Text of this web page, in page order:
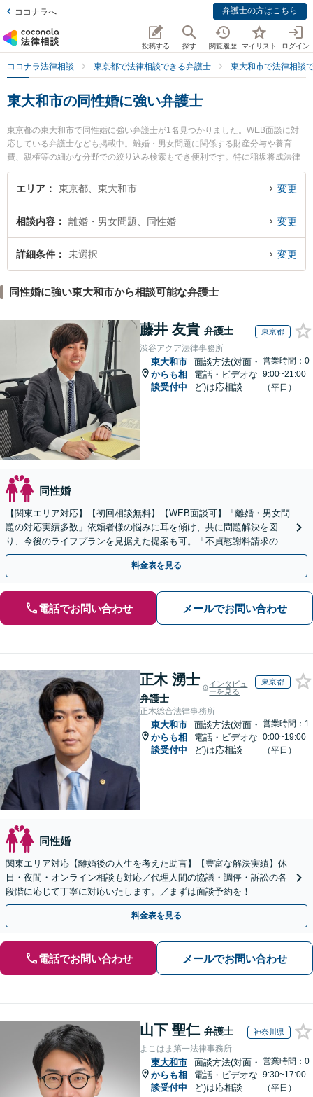
ココナラへ 弁護士の方はこちら
投稿する 探す 閲覧履歴 マイリスト ログイン
ココナラ法律相談 東京都で法律相談できる弁護士 東大和市で法律相談
東大和市の同性婚に強い弁護士
東京都の東大和市で同性婚に強い弁護士が1名見つかりました。WEB面談に対
応している弁護士なども掲載中。離婚・男女問題に関係する財産分与や養育
費、親権等の細かな分野での絞り込み検索もでき便利です。特に稲坂将成法律
事務所の古賀 礼子弁護士のプロフィール情報や弁護士費用、強みなどが注目さ
れています。『東大和市で土日や夜間に発生した同性婚のトラブルを今すぐに
談予約したい』などでお困りの相談者さんにおすすめです。
エリア 東京都、東大和市 変更
相談内容 離婚・男女問題、同性婚 変更
詳細条件 未選択 変更
同性婚に強い東大和市から相談可能な弁護士
藤井 友貴 弁護士 東京都
渋谷アクア法律事務所
東大和市
からも相
談受付中
面談方法(対面・
電話・ビデオな
ど)は応相談
営業時間：0
9:00~21:00
（平日）
同性婚
【関東エリア対応】【初回相談無料】【WEB面談可】「離婚・男女問
題の対応実績多数」依頼者様の悩みに耳を傾け、共に問題解決を図
り、今後のライフプランを見据えた提案も可。「不貞慰謝料請求の減
額交渉の経験豊富」【休日・夜間相談可】【完全個室相談】
料金表を見る
電話でお問い合わせ メールでお問い合わせ
正木 湧士
弁護士
インタビュ
ーを見る
東京都
正木総合法律事務所
東大和市
からも相
談受付中
面談方法(対面・
電話・ビデオな
ど)は応相談
営業時間：1
0:00~19:00
（平日）
同性婚
関東エリア対応【離婚後の人生を考えた助言】【豊富な解決実績】休
日・夜間・オンライン相談も対応／代理人間の協議・調停・訴訟の各
段階に応じて丁寧に対応いたします。／まずは面談予約を！
料金表を見る
電話でお問い合わせ メールでお問い合わせ
山下 聖仁 弁護士 神奈川県
よこはま第一法律事務所
東大和市
からも相
談受付中
面談方法(対面・
電話・ビデオな
ど)は応相談
営業時間：0
9:30~17:00
（平日）